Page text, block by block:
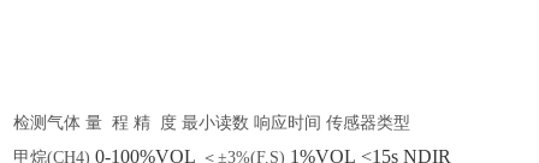
检测气体 量 程 精 度 最小读数 响应时间 传感器类型
甲烷(CH4) 0-100%VOL ＜±3%(F.S) 1%VOL <15s NDIR